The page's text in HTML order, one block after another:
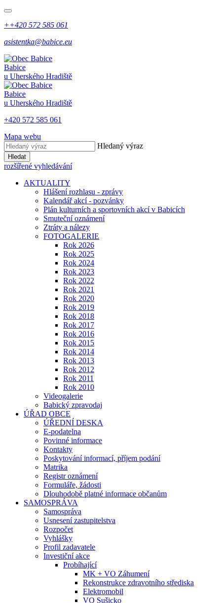
++420 572 585 061
asistentka@babice.eu
Babice
u Uherského Hradiště
Babice
u Uherského Hradiště
+420 572 585 061
Mapa webu
Hledaný výraz
Hledat
rozšířené vyhledávání
AKTUALITY
Hlášení rozhlasu - zprávy
Kalendář akcí - pozvánky
Plán kulturních a sportovních akcí v Babicích
Smuteční oznámení
Ztráty a nálezy
FOTOGALERIE
Rok 2026
Rok 2025
Rok 2024
Rok 2023
Rok 2022
Rok 2021
Rok 2020
Rok 2019
Rok 2018
Rok 2017
Rok 2016
Rok 2015
Rok 2014
Rok 2013
Rok 2012
Rok 2011
Rok 2010
Videogalerie
Babický zpravodaj
ÚŘAD OBCE
ÚŘEDNÍ DESKA
E-podatelna
Povinné informace
Kontakty
Poskytování informací, příjem podání
Matrika
Registr oznámení
Formuláře, žádosti
Dlouhodobě platné informace občanům
SAMOSPRÁVA
Samospráva
Usnesení zastupitelstva
Rozpočet
Vyhlášky
Profil zadavatele
Investiční akce
Probíhající
MK + VO Záhumení
Rekonstrukce zdravotního střediska
Elektromobil
VO Sušicko